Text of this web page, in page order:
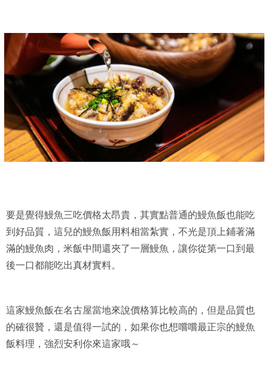
要是覺得鰻魚三吃價格太昂貴，其實點普通的鰻魚飯也能吃
到好品質，這兒的鰻魚飯用料相當紮實，不光是頂上鋪著滿
滿的鰻魚肉，米飯中間還夾了一層鰻魚，讓你從第一口到最
後一口都能吃出真材實料。
這家鰻魚飯在名古屋當地來說價格算比較高的，但是品質也
的確很贊，還是值得一試的，如果你也想嚐嚐最正宗的鰻魚
飯料理，強烈安利你來這家哦～